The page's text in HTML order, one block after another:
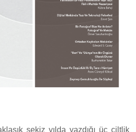
sekiz yılda yazdığı üç ciltlik